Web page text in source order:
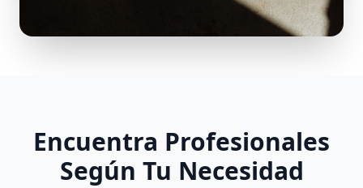
Encuentra Profesionales
Según Tu Necesidad